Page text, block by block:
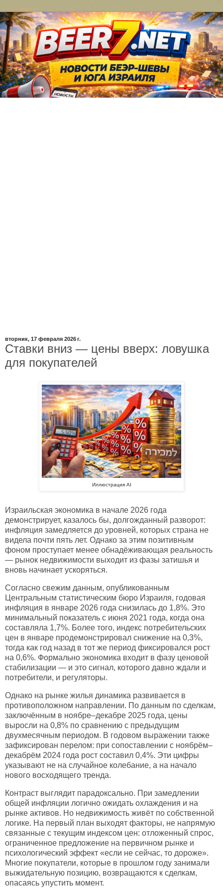
вторник, 17 февраля 2026 г.
Ставки вниз — цены вверх: ловушка
для покупателей
Иллюстрация AI
Израильская экономика в начале 2026 года
демонстрирует, казалось бы, долгожданный разворот:
инфляция замедляется до уровней, которых страна не
видела почти пять лет. Однако за этим позитивным
фоном проступает менее обнадёживающая реальность
— рынок недвижимости выходит из фазы затишья и
вновь начинает ускоряться.
Согласно свежим данным, опубликованным
Центральным статистическим бюро Израиля, годовая
инфляция в январе 2026 года снизилась до 1,8%. Это
минимальный показатель с июня 2021 года, когда она
составляла 1,7%. Более того, индекс потребительских
цен в январе продемонстрировал снижение на 0,3%,
тогда как год назад в тот же период фиксировался рост
на 0,6%. Формально экономика входит в фазу ценовой
стабилизации — и это сигнал, которого давно ждали и
потребители, и регуляторы.
Однако на рынке жилья динамика развивается в
противоположном направлении. По данным по сделкам,
заключённым в ноябре–декабре 2025 года, цены
выросли на 0,8% по сравнению с предыдущим
двухмесячным периодом. В годовом выражении также
зафиксирован перелом: при сопоставлении с ноябрём–
декабрём 2024 года рост составил 0,4%. Эти цифры
указывают не на случайное колебание, а на начало
нового восходящего тренда.
Контраст выглядит парадоксально. При замедлении
общей инфляции логично ожидать охлаждения и на
рынке активов. Но недвижимость живёт по собственной
логике. На первый план выходят факторы, не напрямую
связанные с текущим индексом цен: отложенный спрос,
ограниченное предложение на первичном рынке и
психологический эффект «если не сейчас, то дороже».
Многие покупатели, которые в прошлом году занимали
выжидательную позицию, возвращаются к сделкам,
опасаясь упустить момент.